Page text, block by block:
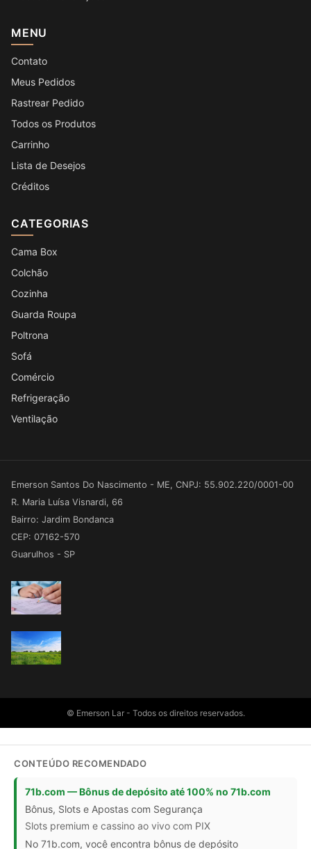
MENU
Contato
Meus Pedidos
Rastrear Pedido
Todos os Produtos
Carrinho
Lista de Desejos
Créditos
CATEGORIAS
Cama Box
Colchão
Cozinha
Guarda Roupa
Poltrona
Sofá
Comércio
Refrigeração
Ventilação
Emerson Santos Do Nascimento - ME, CNPJ: 55.902.220/0001-00
R. Maria Luísa Visnardi, 66
Bairro: Jardim Bondanca
CEP: 07162-570
Guarulhos - SP
© Emerson Lar - Todos os direitos reservados.
CONTEÚDO RECOMENDADO
71b.com — Bônus de depósito até 100% no 71b.com
Bônus, Slots e Apostas com Segurança
Slots premium e cassino ao vivo com PIX
No 71b.com, você encontra bônus de depósito